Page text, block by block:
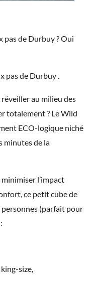
pas de Durbuy ? Oui
pas de Durbuy .
au milieu des
totalement ? Le Wild
ECO-logique niché
minutes de la
l’impact
ce petit cube de
personnes (parfait pour
size,